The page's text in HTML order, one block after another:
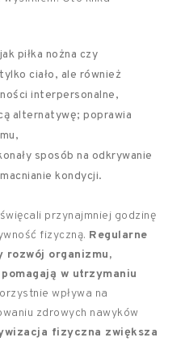
piłka nożna czy
ciało, ale również
interpersonalne,
alternatywę; poprawia
sposób na odkrywanie
kondycji.
przynajmniej godzinę
fizyczną. Regularne
rozwój organizmu,
w utrzymaniu
wpływa na
zdrowych nawyków
fizyczna zwiększa